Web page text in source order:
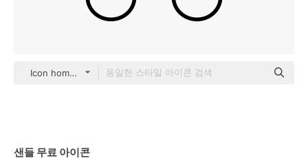
Icon home black outline
샌들 무료 아이콘